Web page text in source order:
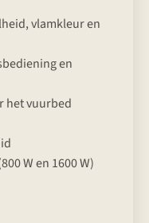
vlamkleur en
en
het vuurbed
W en 1600 W)